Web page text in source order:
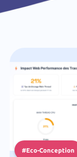
#Eco-Conception